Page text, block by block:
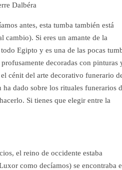
Dalbéra
antes, esta tumba también está
cambio). Si eres un amante de la
Egipto y es una de las pocas
decoradas con pinturas
cénit del arte decorativo funerario
dado sobre los rituales funerarios
Si tienes que elegir entre la
el reino de occidente estaba
como decíamos) se encontraba